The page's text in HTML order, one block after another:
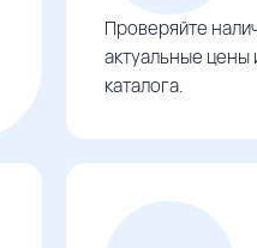
Проверяйте
актуальные цены
каталога.